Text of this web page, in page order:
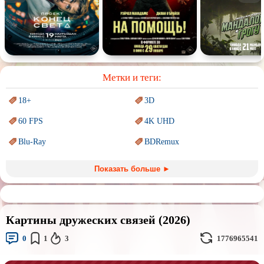
Спектакль Сказка Немое кино Для взрослых
Метки и теги:
18+ 3D
60 FPS 4K UHD
Blu-Ray BDRemux
Sci-Fi (Научнаяфантастика) Trash (трэш) movies
Авангард иСюрреализм Ангелы и Демоны
Аниме Антиутопия
Врачи
Показать больше ►
Картины дружеских связей (2026)
0 1 3 1776965541